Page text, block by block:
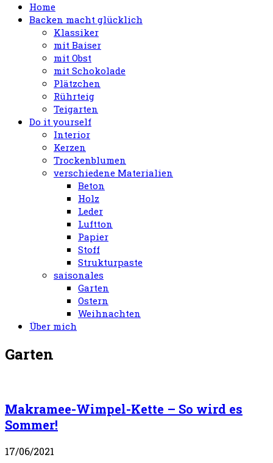
Home
Backen macht glücklich
Klassiker
mit Baiser
mit Obst
mit Schokolade
Plätzchen
Rührteig
Teigarten
Do it yourself
Interior
Kerzen
Trockenblumen
verschiedene Materialien
Beton
Holz
Leder
Luftton
Papier
Stoff
Strukturpaste
saisonales
Garten
Ostern
Weihnachten
Über mich
Garten
Makramee-Wimpel-Kette – So wird es
Sommer!
17/06/2021